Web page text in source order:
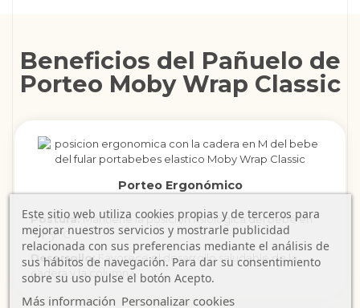
Beneficios del Pañuelo de
Porteo Moby Wrap Classic
Porteo Ergonómico
Postura:Mantiene la posición fisiológica del bebé en
"M" y "C".
Desarrollo:Favorece el desarrollo saludable de la
cadera y la columna.
Este sitio web utiliza cookies propias y de terceros para
mejorar nuestros servicios y mostrarle publicidad
relacionada con sus preferencias mediante el análisis de
sus hábitos de navegación. Para dar su consentimiento
sobre su uso pulse el botón Acepto.
Más información Personalizar cookies